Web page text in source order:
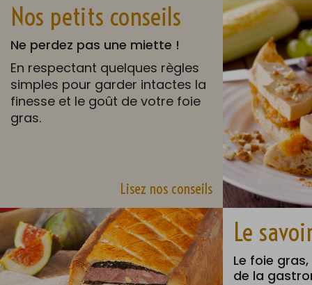
Nos petits conseils
Ne perdez pas une miette !
En respectant quelques règles
simples pour garder intactes la
finesse et le goût de votre foie
gras.
Lisez nos conseils
Le
Le foie
de la